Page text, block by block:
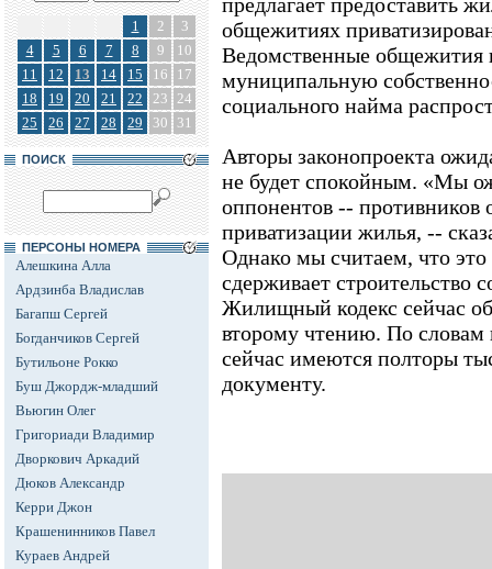
1 2
3
4
5 6 7 8 9
10
11
12 13 14 15 16
17
18
19 20 21 22 23 24
25
26 27 28 29 30 31
ПОИСК
ПЕРСОНЫ НОМЕРА
Алешкина Алла
Ардзинба Владислав
Багапш Сергей
Богданчиков Сергей
Бутильоне Рокко
Буш Джордж-младший
Вьюгин Олег
Григориади Владимир
Дворкович Аркадий
Дюков Александр
Керри Джон
Крашенинников Павел
Кураев Андрей
общежитиях
Ведомственные общежития
муниципальную
социального найма
Авторы законопроекта
не будет спокойным. «Мы
оппонентов -- противников
приватизации жилья, --
Однако мы считаем, что это
сдерживает строительство
Жилищный кодекс сейчас
второму чтению. По
сейчас имеются полторы
документу.